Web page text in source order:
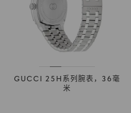
GUCCI 25H系列腕表，36毫
米